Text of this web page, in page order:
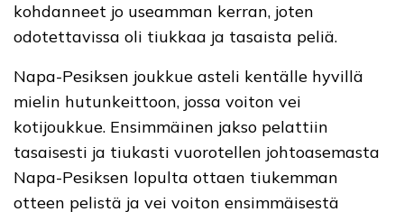
kohdanneet jo useamman kerran, joten
odotettavissa oli tiukkaa ja tasaista peliä.
Napa-Pesiksen joukkue asteli kentälle hyvillä
mielin hutunkeittoon, jossa voiton vei
kotijoukkue. Ensimmäinen jakso pelattiin
tasaisesti ja tiukasti vuorotellen johtoasemasta
Napa-Pesiksen lopulta ottaen tiukemman
otteen pelistä ja vei voiton ensimmäisestä